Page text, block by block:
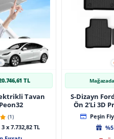
TL
Tavan
(1)
x 7.732,82 TL
S-Dizayn
Ön 2'Li 3D
2014-
Peşin